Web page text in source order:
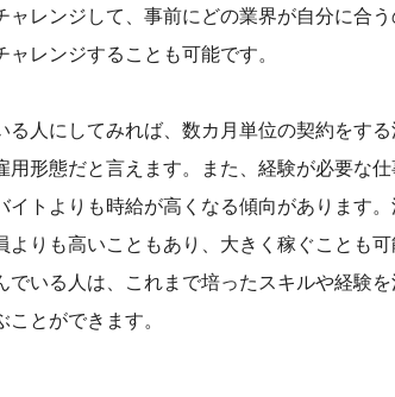
ャレンジして、事前にどの業界が自分に合
レンジすることも可能です。
る人にしてみれば、数カ月単位の契約をす
用形態だと言えます。また、経験が必要な
イトよりも時給が高くなる傾向があります
よりも高いこともあり、大きく稼ぐことも
でいる人は、これまで培ったスキルや経験
とができます。